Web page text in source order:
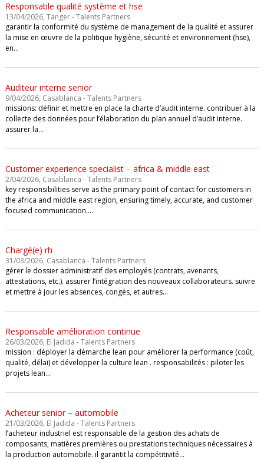
Responsable qualité système et hse
13/04/2026, Tanger - Talents Partners
garantir la conformité du système de management de la qualité et assurer
la mise en œuvre de la politique hygiène, sécurité et environnement (hse),
en…
Auditeur interne senior
9/04/2026, Casablanca - Talents Partners
missions: définir et mettre en place la charte d’audit interne. contribuer à la
collecte des données pour l’élaboration du plan annuel d’audit interne.
assurer la…
Customer experience specialist – africa & middle east
2/04/2026, Casablanca - Talents Partners
key responsibilities serve as the primary point of contact for customers in
the africa and middle east region, ensuring timely, accurate, and customer
focused communication.…
Chargé(e) rh
31/03/2026, Casablanca - Talents Partners
gérer le dossier administratif des employés (contrats, avenants,
attestations, etc.). assurer l’intégration des nouveaux collaborateurs. suivre
et mettre à jour les absences, congés, et autres…
Responsable amélioration continue
26/03/2026, El Jadida - Talents Partners
mission : déployer la démarche lean pour améliorer la performance (coût,
qualité, délai) et développer la culture lean . responsabilités : piloter les
projets lean…
Acheteur senior – automobile
21/03/2026, El Jadida - Talents Partners
l’acheteur industriel est responsable de la gestion des achats de
composants, matières premières ou prestations techniques nécessaires à
la production automobile. il garantit la compétitivité…